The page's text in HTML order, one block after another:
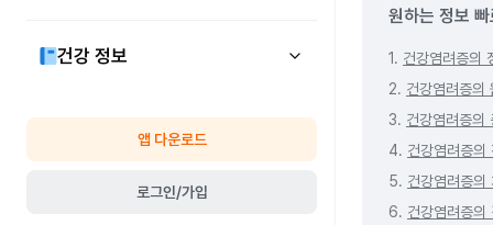
건강 정보
앱 다운로드
로그인/가입
원하는 정보
1. 건강염려증의
2. 건강염려증의
3. 건강염려증의
4. 건강염려증의
5. 건강염려증의
6. 건강염려증의